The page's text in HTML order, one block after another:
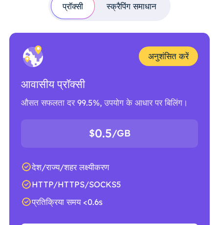
प्रॉक्सी स्क्रैपिंग समाधान
अनुशंसित करें
आवासीय प्रॉक्सी
औसत सफलता दर 99.5%, उपयोग के आधार पर बिलिंग।
$0.5/GB
देश/राज्य/शहर लक्ष्यीकरण
HTTP/HTTPS/SOCKS5
प्रतिक्रिया समय <0.6s